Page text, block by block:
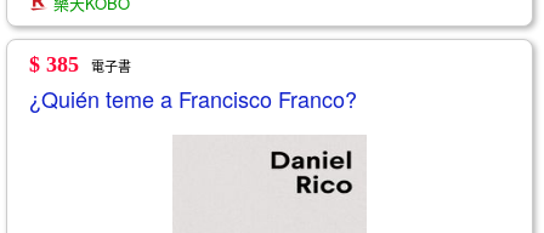
$ 385 電子書
¿Quién teme a Francisco Franco?